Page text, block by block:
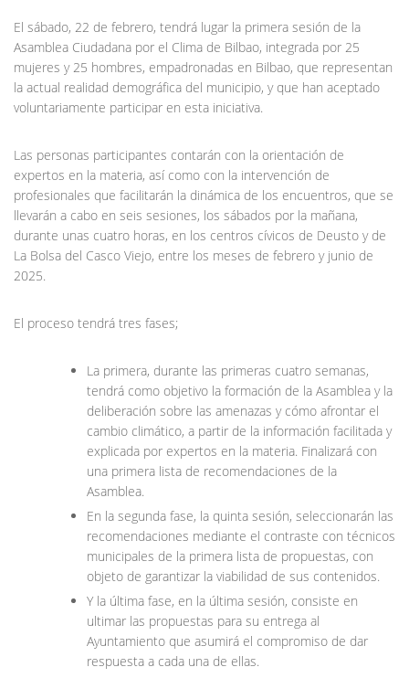
El sábado, 22 de febrero, tendrá lugar la primera sesión de la
Asamblea Ciudadana por el Clima de Bilbao, integrada por 25
mujeres y 25 hombres, empadronadas en Bilbao, que representan
la actual realidad demográfica del municipio, y que han aceptado
voluntariamente participar en esta iniciativa.
Las personas participantes contarán con la orientación de
expertos en la materia, así como con la intervención de
profesionales que facilitarán la dinámica de los encuentros, que se
llevarán a cabo en seis sesiones, los sábados por la mañana,
durante unas cuatro horas, en los centros cívicos de Deusto y de
La Bolsa del Casco Viejo, entre los meses de febrero y junio de
2025.
El proceso tendrá tres fases;
La primera, durante las primeras cuatro semanas,
tendrá como objetivo la formación de la Asamblea y la
deliberación sobre las amenazas y cómo afrontar el
cambio climático, a partir de la información facilitada y
explicada por expertos en la materia. Finalizará con
una primera lista de recomendaciones de la
Asamblea.
En la segunda fase, la quinta sesión, seleccionarán las
recomendaciones mediante el contraste con técnicos
municipales de la primera lista de propuestas, con
objeto de garantizar la viabilidad de sus contenidos.
Y la última fase, en la última sesión, consiste en
ultimar las propuestas para su entrega al
Ayuntamiento que asumirá el compromiso de dar
respuesta a cada una de ellas.